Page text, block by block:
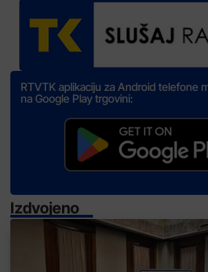
RTVTK aplikaciju za Android telefone
na Google Play trgovini:
Izdvojeno